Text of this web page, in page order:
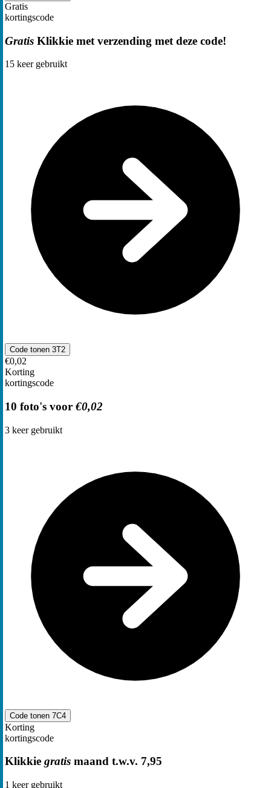
Gratis
kortingscode
Gratis Klikkie met verzending met deze code!
15 keer gebruikt
Code tonen 3T2
€0,02
Korting
kortingscode
10 foto's voor €0,02
3 keer gebruikt
Code tonen 7C4
Korting
kortingscode
Klikkie gratis maand t.w.v. 7,95
1 keer gebruikt